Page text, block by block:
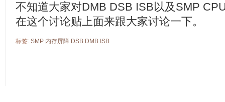
不知道大家对DMB DSB ISB以及SMP
在这个讨论贴上面来跟大家讨论一下。
标签: SMP 内存屏障 DSB DMB ISB